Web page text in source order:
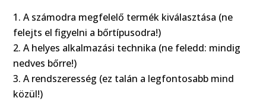
A számodra megfelelő termék kiválasztása (ne
felejts el figyelni a bőrtípusodra!)
A helyes alkalmazási technika (ne feledd: mindig
nedves bőrre!)
A rendszeresség (ez talán a legfontosabb mind
közül!)